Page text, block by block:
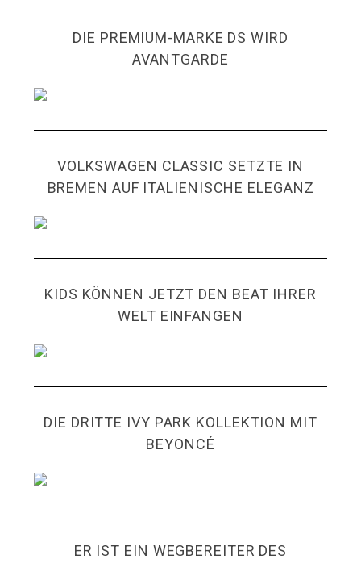
DIE PREMIUM-MARKE DS WIRD
AVANTGARDE
VOLKSWAGEN CLASSIC SETZTE IN
BREMEN AUF ITALIENISCHE ELEGANZ
KIDS KÖNNEN JETZT DEN BEAT IHRER
WELT EINFANGEN
DIE DRITTE IVY PARK KOLLEKTION MIT
BEYONCÉ
ER IST EIN WEGBEREITER DES